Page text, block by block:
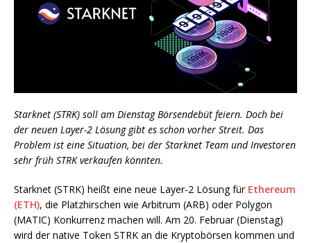
Starknet (STRK) soll am Dienstag Börsendebüt feiern. Doch bei
der neuen Layer-2 Lösung gibt es schon vorher Streit. Das
Problem ist eine Situation, bei der Starknet Team und Investoren
sehr früh STRK verkaufen könnten.
Starknet (STRK) heißt eine neue Layer-2 Lösung für Ethereum
(ETH), die Platzhirschen wie Arbitrum (ARB) oder Polygon
(MATIC) Konkurrenz machen will. Am 20. Februar (Dienstag)
wird der native Token STRK an die Kryptobörsen kommen und